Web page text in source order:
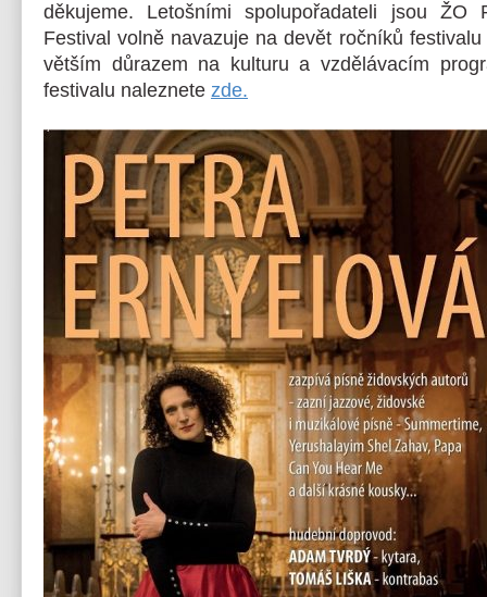
děkujeme. Letošními spolupořadateli jsou ŽO
Festival volně navazuje na devět ročníků
větším důrazem na kulturu a vzdělávacím
festivalu naleznete zde.